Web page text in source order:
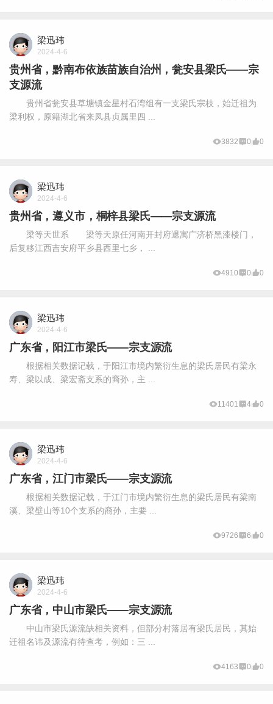
梁迅玮
2024-4-6
贵州省，黔南布依族苗族自治州，瓮安县梁氏——宗
支源流
贵州省瓮安县草塘镇金星村石湾组有一支梁氏宗枝，始迁祖为
梁利权，原籍湖北省来凤县贞属里四 ...
3832 0 0
梁迅玮
2024-4-6
贵州省，遵义市，桐梓县梁氏——宗支源流
梁等天世系 梁等天原任河南开封府退寓广济桥黑漆楼门，
后复移江西吉安府平乡县西里七乡， ...
4910 0 0
梁迅玮
2024-4-6
广东省，阳江市梁氏——宗支源流
根据相关数据记载，于阳江市境内繁衍生息的梁氏居民有梁永
寿、梁以成、梁宏斋支系的裔孙，主 ...
11401 4 0
梁迅玮
2024-4-6
广东省，江门市梁氏——宗支源流
根据相关数据记载，于江门市境内繁衍生息的梁氏居民有梁南
溪、梁壁山等10个支系的裔孙，主要 ...
9726 6 0
梁迅玮
2024-4-6
广东省，中山市梁氏——宗支源流
中山市梁氏源流缺相关资料，但部分村落居有梁氏居民，其始
迁祖名讳及源流有待查考，例如：三 ...
4163 0 0